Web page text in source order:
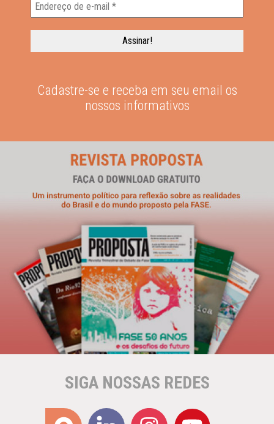
Cadastre-se e receba em seu email os
nossos informativos
SIGA NOSSAS REDES